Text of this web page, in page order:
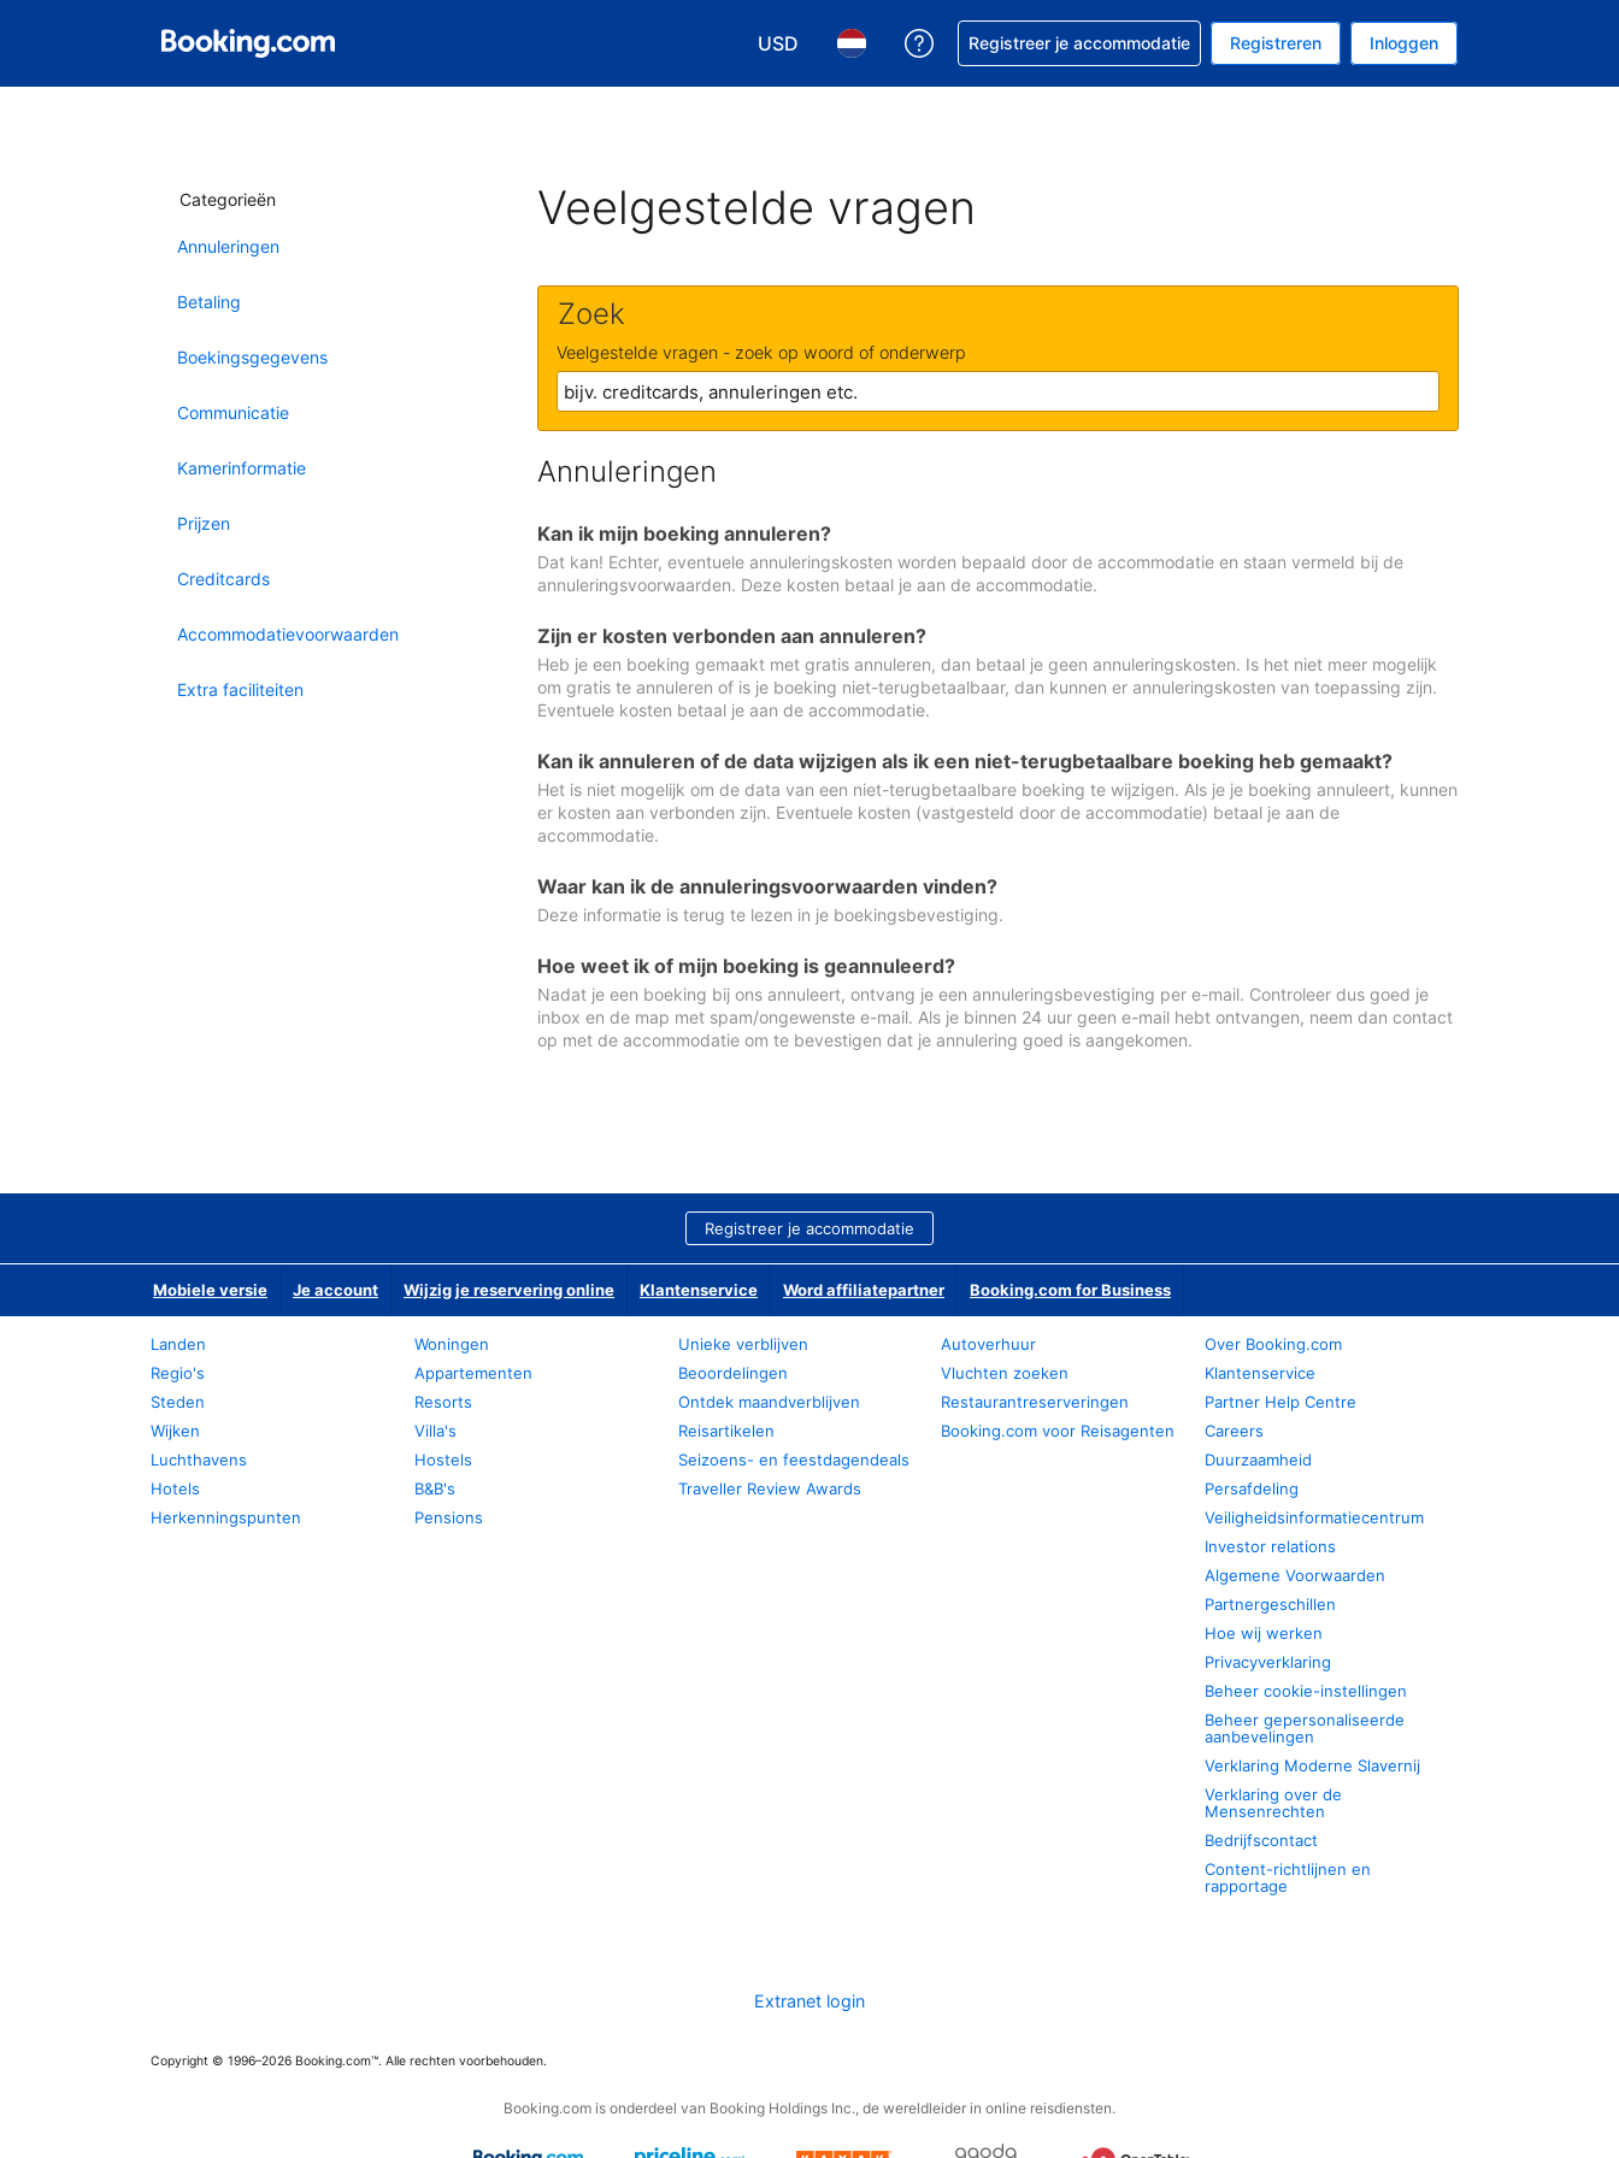
USD
Kies je valuta. Je huidige valuta is Amerikaanse dollar
Kies je taal. Je huidige taal is Nederlands
Krijg hulp bij je reservering
Registreer je accommodatie Registreren Inloggen
Categorieën
Annuleringen
Betaling
Boekingsgegevens
Communicatie
Kamerinformatie
Prijzen
Creditcards
Accommodatievoorwaarden
Extra faciliteiten
Veelgestelde vragen
Zoek
Veelgestelde vragen - zoek op woord of onderwerp
Annuleringen
Kan ik mijn boeking annuleren?
Dat kan! Echter, eventuele annuleringskosten worden bepaald door de accommodatie en staan vermeld bij de
annuleringsvoorwaarden. Deze kosten betaal je aan de accommodatie.
Zijn er kosten verbonden aan annuleren?
Heb je een boeking gemaakt met gratis annuleren, dan betaal je geen annuleringskosten. Is het niet meer mogelijk
om gratis te annuleren of is je boeking niet-terugbetaalbaar, dan kunnen er annuleringskosten van toepassing zijn.
Eventuele kosten betaal je aan de accommodatie.
Kan ik annuleren of de data wijzigen als ik een niet-terugbetaalbare boeking heb gemaakt?
Het is niet mogelijk om de data van een niet-terugbetaalbare boeking te wijzigen. Als je je boeking annuleert, kunnen
er kosten aan verbonden zijn. Eventuele kosten (vastgesteld door de accommodatie) betaal je aan de
accommodatie.
Waar kan ik de annuleringsvoorwaarden vinden?
Deze informatie is terug te lezen in je boekingsbevestiging.
Hoe weet ik of mijn boeking is geannuleerd?
Nadat je een boeking bij ons annuleert, ontvang je een annuleringsbevestiging per e-mail. Controleer dus goed je
inbox en de map met spam/ongewenste e-mail. Als je binnen 24 uur geen e-mail hebt ontvangen, neem dan contact
op met de accommodatie om te bevestigen dat je annulering goed is aangekomen.
Registreer je accommodatie
Mobiele versie Je account Wijzig je reservering online Klantenservice Word affiliatepartner Booking.com for Business
Landen
Regio's
Steden
Wijken
Luchthavens
Hotels
Herkenningspunten
Woningen
Appartementen
Resorts
Villa's
Hostels
B&B's
Pensions
Unieke verblijven
Beoordelingen
Ontdek maandverblijven
Reisartikelen
Seizoens- en feestdagendeals
Traveller Review Awards
Autoverhuur
Vluchten zoeken
Restaurantreserveringen
Booking.com voor Reisagenten
Over Booking.com
Klantenservice
Partner Help Centre
Careers
Duurzaamheid
Persafdeling
Veiligheidsinformatiecentrum
Investor relations
Algemene Voorwaarden
Partnergeschillen
Hoe wij werken
Privacyverklaring
Beheer cookie-instellingen
Beheer gepersonaliseerde
aanbevelingen
Verklaring Moderne Slavernij
Verklaring over de
Mensenrechten
Bedrijfscontact
Content-richtlijnen en
rapportage
Extranet login
Copyright © 1996–2026 Booking.com™. Alle rechten voorbehouden.
Booking.com is onderdeel van Booking Holdings Inc., de wereldleider in online reisdiensten.